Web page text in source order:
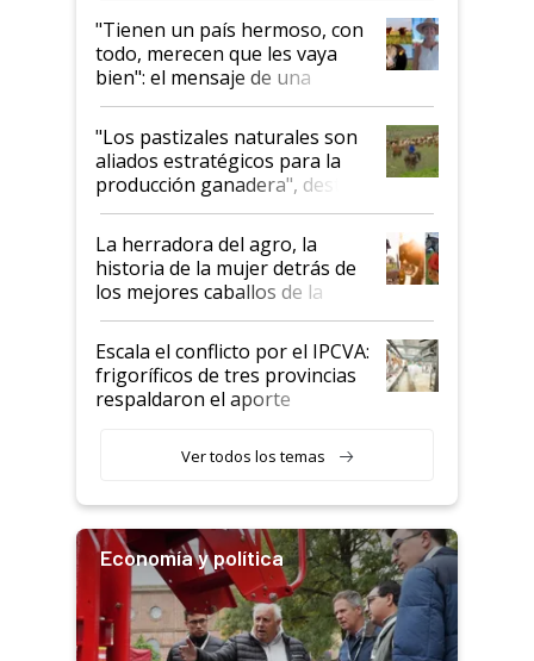
"Tienen un país hermoso, con
todo, merecen que les vaya
bien": el mensaje de una
ganadera uruguaya sobre las
oportunidades que se abren
para el agro en Argentina, con
foco en la carne
"Los pastizales naturales son
aliados estratégicos para la
producción ganadera", destaca
la iniciativa que ya reúne a 46
establecimientos en Argentina
La herradora del agro, la
historia de la mujer detrás de
los mejores caballos de la
Argentina y los mitos que
todavía hacen sufrir a estos
animales: "Mientras me
descalificaban, yo seguí
haciendo currículum"
Escala el conflicto por el IPCVA:
frigoríficos de tres provincias
respaldaron el aporte
Ver todos los temas
Economía y política